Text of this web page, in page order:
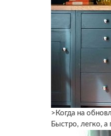
>Когда на
Быстро, легко, а